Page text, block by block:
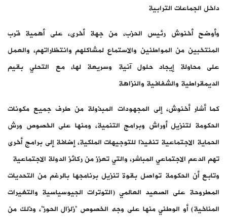
داخل الجماعات الترابية
وأوضح أخنوش رئيس الحزب، من جهة أخرى، على أهمية قرب
المنتخبين من المواطنين والاستماع لمشاكلهم وانتظاراتهم، والعمل
على محاولة إيجاد حلول آنية وسريعة لها، مع التحلي بقيم
الديمقراطية والشفافية والنزاهة
كما أشار أخنوش، إلى المجهودات المبذولة من طرف جميع مكونات
الحكومة لتنزيل أوراش وبرامج التنمية، ومنها على الخصوص ورش
الحماية الاجتماعية تنفيذا للتوجيهات الملكية، إضافة إلى برامج أخرى
تهم الدعم الاجتماعي المباشر، والتي تعزز من ركائز الدولة الاجتماعية
وتابع أن الحكومة تواصل بقوة تنزيل برنامجها بالرغم من التحديات
المطروحة على الصعيد العالمي (التوترات الجيوسياسية والتغيرات
المناخية) أو الوطني منها على وجه الخصوص “زلزال الحوز”، وذلك من